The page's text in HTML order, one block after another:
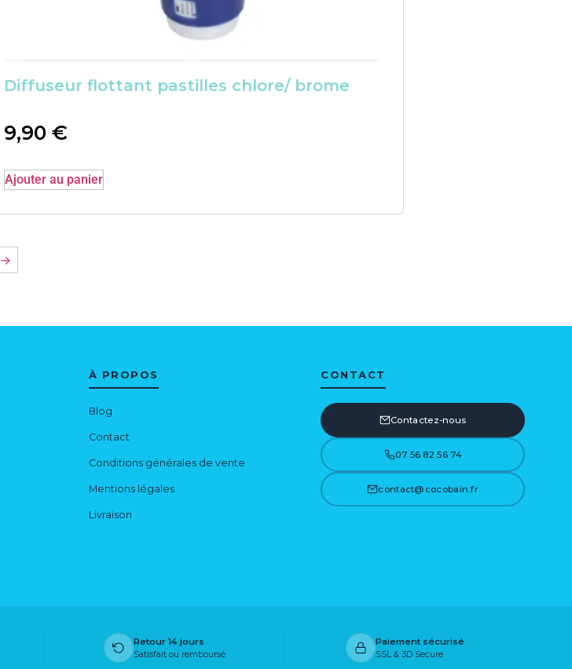
Diffuseur flottant pastilles chlore/ brome
9,90 €
Ajouter au panier
→
À PROPOS
Blog
Contact
Conditions générales de vente
Mentions légales
Livraison
CONTACT
Contactez-nous
07 56 82 56 74
contact@cocobain.fr
Retour 14 jours
Satisfait ou remboursé
Paiement sécurisé
SSL & 3D Secure